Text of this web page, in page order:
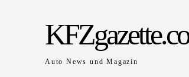
Auto News und Magazin